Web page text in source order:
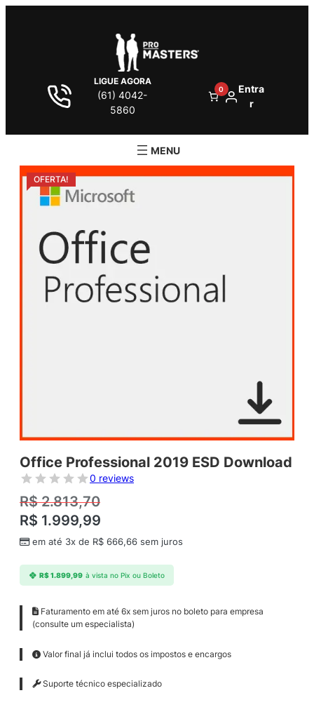
LIGUE AGORA
(61) 4042-
5860
0
Entra
r
OFERTA!
Office Professional 2019 ESD Download
0 reviews
R$2.813,70
R$ 1.999,99
em até 3x de R$ 666,66 sem juros
R$1.899,99 à vista no Pix ou Boleto
Faturamento em até 6x sem juros no boleto para empresa
(consulte um especialista)
Valor final já inclui todos os impostos e encargos
Suporte técnico especializado